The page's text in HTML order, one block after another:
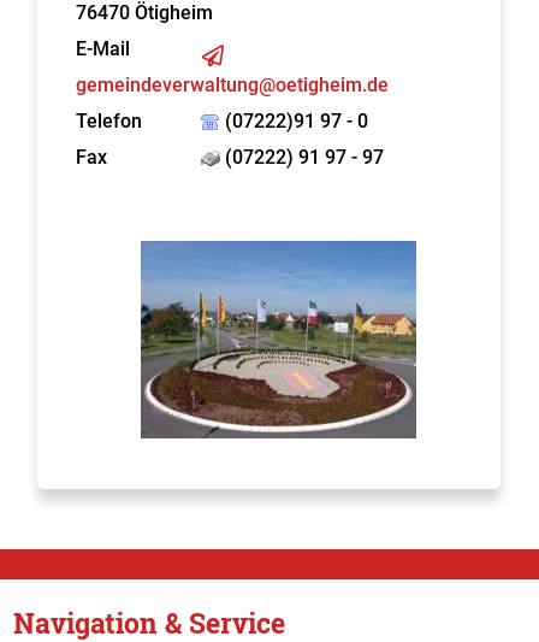
76470 Ötigheim
E-Mail
gemeindeverwaltung@oetigheim.de
Telefon
(07222)91 97 - 0
Fax
(07222) 91 97 - 97
Navigation & Service